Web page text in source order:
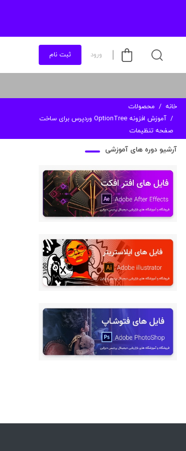
ورود ثبت نام
خانه
محصولات
آموزش افزونه OptionTree وردپرس برای ساخت
صفحه تنظیمات
آرشیو دوره های آموزشی